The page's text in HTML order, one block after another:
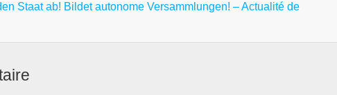
Staat ab! Bildet autonome Versammlungen! – Actualité de